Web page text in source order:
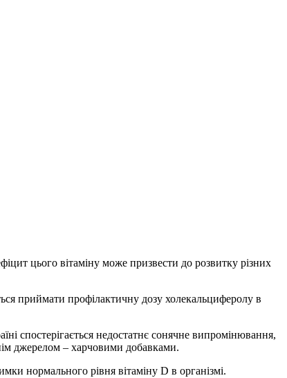
цього вітаміну може призвести до розвитку різних
приймати профілактичну дозу холекальциферолу в
спостерігається недостатнє сонячне випромінювання,
джерелом – харчовими добавками.
нормального рівня вітаміну D в організмі.